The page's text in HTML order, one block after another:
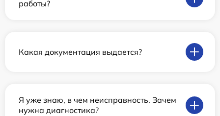
работы?
Какая документация выдается?
Я уже знаю, в чем неисправность. Зачем
нужна диагностика?